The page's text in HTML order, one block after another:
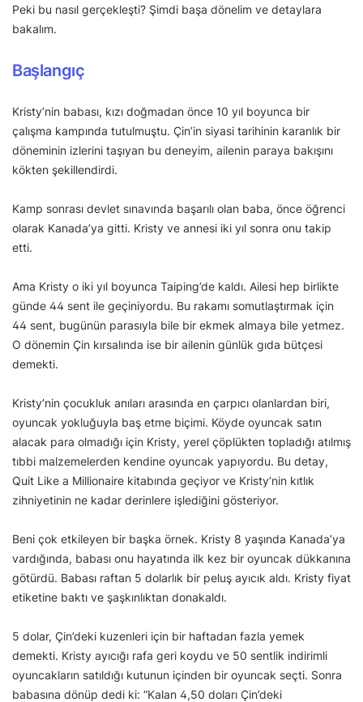
Peki bu nasıl gerçekleşti? Şimdi başa dönelim ve detaylara
bakalım.
Başlangıç
Kristy’nin babası, kızı doğmadan önce 10 yıl boyunca bir
çalışma kampında tutulmuştu. Çin’in siyasi tarihinin karanlık bir
döneminin izlerini taşıyan bu deneyim, ailenin paraya bakışını
kökten şekillendirdi.
Kamp sonrası devlet sınavında başarılı olan baba, önce öğrenci
olarak Kanada’ya gitti. Kristy ve annesi iki yıl sonra onu takip
etti.
Ama Kristy o iki yıl boyunca Taiping’de kaldı. Ailesi hep birlikte
günde 44 sent ile geçiniyordu. Bu rakamı somutlaştırmak için
44 sent, bugünün parasıyla bile bir ekmek almaya bile yetmez.
O dönemin Çin kırsalında ise bir ailenin günlük gıda bütçesi
demekti.
Kristy’nin çocukluk anıları arasında en çarpıcı olanlardan biri,
oyuncak yokluğuyla baş etme biçimi. Köyde oyuncak satın
alacak para olmadığı için Kristy, yerel çöplükten topladığı atılmış
tıbbi malzemelerden kendine oyuncak yapıyordu. Bu detay,
Quit Like a Millionaire kitabında geçiyor ve Kristy’nin kıtlık
zihniyetinin ne kadar derinlere işlediğini gösteriyor.
Beni çok etkileyen bir başka örnek. Kristy 8 yaşında Kanada’ya
vardığında, babası onu hayatında ilk kez bir oyuncak dükkanına
götürdü. Babası raftan 5 dolarlık bir peluş ayıcık aldı. Kristy fiyat
etiketine baktı ve şaşkınlıktan donakaldı.
5 dolar, Çin’deki kuzenleri için bir haftadan fazla yemek
demekti. Kristy ayıcığı rafa geri koydu ve 50 sentlik indirimli
oyuncakların satıldığı kutunun içinden bir oyuncak seçti. Sonra
babasına dönüp dedi ki: “Kalan 4,50 doları Çin’deki